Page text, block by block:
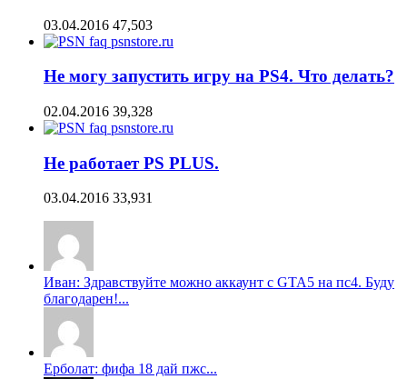
03.04.2016 47,503
Не могу запустить игру на PS4. Что делать?
02.04.2016 39,328
Не работает PS PLUS.
03.04.2016 33,931
Иван: Здравствуйте можно аккаунт с GTA5 на пс4. Буду
благодарен!...
Ерболат: фифа 18 дай пжс...